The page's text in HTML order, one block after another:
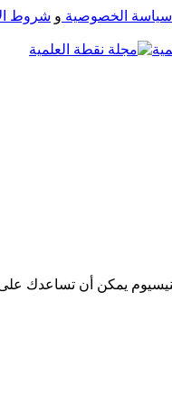
سياسة الخصوصية و شروط